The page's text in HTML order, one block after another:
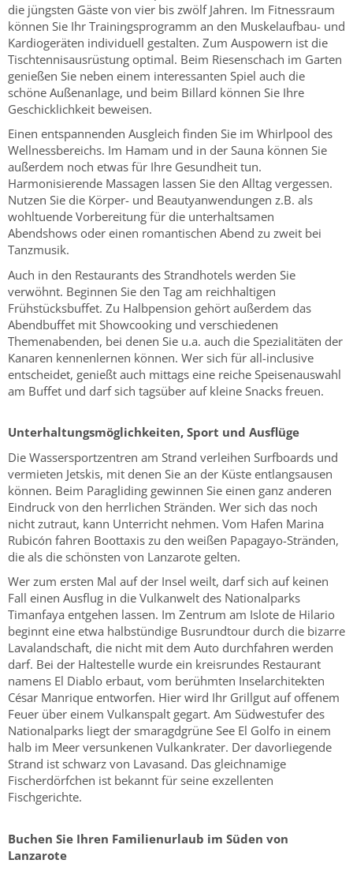
die jüngsten Gäste von vier bis zwölf Jahren. Im Fitnessraum
können Sie Ihr Trainingsprogramm an den Muskelaufbau- und
Kardiogeräten individuell gestalten. Zum Auspowern ist die
Tischtennisausrüstung optimal. Beim Riesenschach im Garten
genießen Sie neben einem interessanten Spiel auch die
schöne Außenanlage, und beim Billard können Sie Ihre
Geschicklichkeit beweisen.
Einen entspannenden Ausgleich finden Sie im Whirlpool des
Wellnessbereichs. Im Hamam und in der Sauna können Sie
außerdem noch etwas für Ihre Gesundheit tun.
Harmonisierende Massagen lassen Sie den Alltag vergessen.
Nutzen Sie die Körper- und Beautyanwendungen z.B. als
wohltuende Vorbereitung für die unterhaltsamen
Abendshows oder einen romantischen Abend zu zweit bei
Tanzmusik.
Auch in den Restaurants des Strandhotels werden Sie
verwöhnt. Beginnen Sie den Tag am reichhaltigen
Frühstücksbuffet. Zu Halbpension gehört außerdem das
Abendbuffet mit Showcooking und verschiedenen
Themenabenden, bei denen Sie u.a. auch die Spezialitäten der
Kanaren kennenlernen können. Wer sich für all-inclusive
entscheidet, genießt auch mittags eine reiche Speisenauswahl
am Buffet und darf sich tagsüber auf kleine Snacks freuen.
Unterhaltungsmöglichkeiten, Sport und Ausflüge
Die Wassersportzentren am Strand verleihen Surfboards und
vermieten Jetskis, mit denen Sie an der Küste entlangsausen
können. Beim Paragliding gewinnen Sie einen ganz anderen
Eindruck von den herrlichen Stränden. Wer sich das noch
nicht zutraut, kann Unterricht nehmen. Vom Hafen Marina
Rubicón fahren Boottaxis zu den weißen Papagayo-Stränden,
die als die schönsten von Lanzarote gelten.
Wer zum ersten Mal auf der Insel weilt, darf sich auf keinen
Fall einen Ausflug in die Vulkanwelt des Nationalparks
Timanfaya entgehen lassen. Im Zentrum am Islote de Hilario
beginnt eine etwa halbstündige Busrundtour durch die bizarre
Lavalandschaft, die nicht mit dem Auto durchfahren werden
darf. Bei der Haltestelle wurde ein kreisrundes Restaurant
namens El Diablo erbaut, vom berühmten Inselarchitekten
César Manrique entworfen. Hier wird Ihr Grillgut auf offenem
Feuer über einem Vulkanspalt gegart. Am Südwestufer des
Nationalparks liegt der smaragdgrüne See El Golfo in einem
halb im Meer versunkenen Vulkankrater. Der davorliegende
Strand ist schwarz von Lavasand. Das gleichnamige
Fischerdörfchen ist bekannt für seine exzellenten
Fischgerichte.
Buchen Sie Ihren Familienurlaub im Süden von
Lanzarote